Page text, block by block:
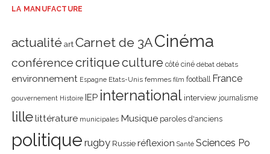
LA MANUFACTURE
actualité art Carnet de 3ACinéma
conférencecritiqueculture côté ciné débat débats
environnement Espagne Etats-Unis femmes film football France
gouvernement Histoire IEP international interview journalisme
lillelittérature municipales Musique paroles d'anciens
politique rugby Russie réflexion Santé Sciences Po